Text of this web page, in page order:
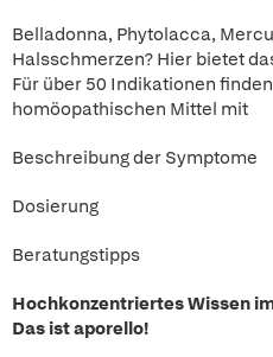
Belladonna, Phytolacca,
Halsschmerzen? Hier bietet
Für über 50 Indikationen
homöopathischen Mittel mit
Beschreibung der Symptome
Dosierung
Beratungstipps
Hochkonzentriertes Wissen
Das ist aporello!